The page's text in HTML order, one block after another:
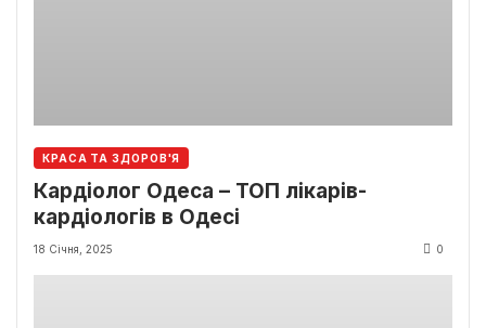
КРАСА ТА ЗДОРОВ'Я
Кардіолог Одеса – ТОП лікарів-
кардіологів в Одесі
18 Січня, 2025 0